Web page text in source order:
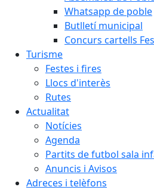
Whatsapp de poble
Butlletí municipal
Concurs cartells
Turisme
Festes i fires
Llocs d'interès
Rutes
Actualitat
Notícies
Agenda
Partits de futbol sala
Anuncis i Avisos
Adreces i telèfons